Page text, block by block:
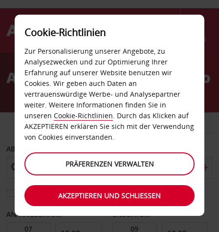
Menü
AvisAutovermietung Escondido
FAHRZEUG TRANSPORTER
ABHOLEN VON
Eine andere Rückgabestation auswählen
ANFANGSDATUM ENDDATUM
Cookie-Richtlinien
Zur Personalisierung unserer Angebote, zu
Analysezwecken und zur Optimierung Ihrer
Erfahrung auf unserer Website benutzen wir
Cookies. Wir geben auch Daten an
vertrauenswürdige Werbe- und Analysepartner
weiter. Weitere Informationen finden Sie in
unseren Cookie-Richtlinien. Durch das Klicken auf
AKZEPTIEREN erklären Sie sich mit der Verwendung
von Cookies einverstanden.
PRÄFERENZEN VERWALTEN
AKZEPTIEREN UND SCHLIESSEN